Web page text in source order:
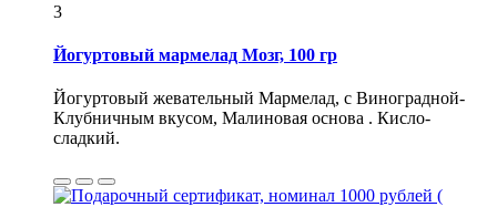
3
Йогуртовый мармелад Мозг, 100 гр
Йогуртовый жевательный Мармелад, с Виноградной-
Клубничным вкусом, Малиновая основа . Кисло-
сладкий.